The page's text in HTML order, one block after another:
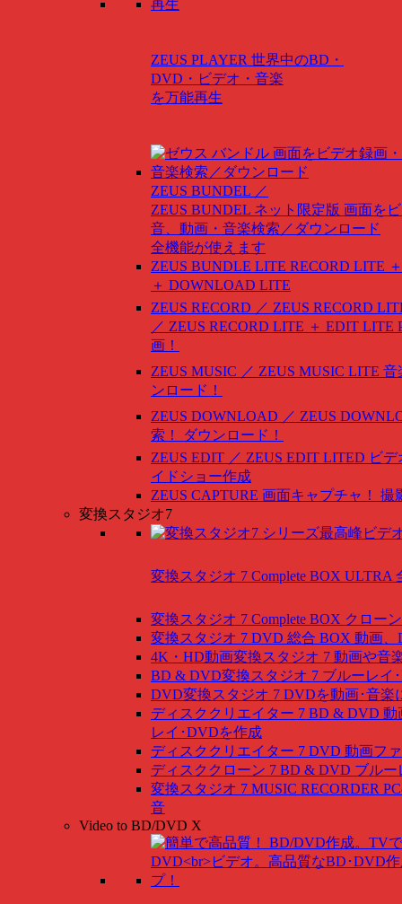
ZEUS PLAYER 世界中のBD・
DVD・ビデオ・音楽
を万能再生
ZEUS BUNDEL ／
ZEUS BUNDEL ネット限定版 画面を
音、動画・音楽検索／ダウンロード
全機能が使えます
ZEUS BUNDLE LITE RECORD LITE
＋ DOWNLOAD LITE
ZEUS RECORD ／ ZEUS RECORD
／ ZEUS RECORD LITE ＋ EDIT LITE
画！
ZEUS MUSIC ／ ZEUS MUSIC LITE 音
ンロード！
ZEUS DOWNLOAD ／ ZEUS
索！ ダウンロード！
ZEUS EDIT ／ ZEUS EDIT LITED ビ
イドショー作成
ZEUS CAPTURE 画面キャプチャ！ 撮
変換スタジオ7
変換スタジオ 7 Complete BOX ULTRA
変換スタジオ 7 Complete BOX クロー
変換スタジオ 7 DVD 総合 BOX 動画、
4K・HD動画変換スタジオ 7 動画や音
BD & DVD変換スタジオ 7 ブルーレイ
DVD変換スタジオ 7 DVDを動画･音楽
ディスククリエイター 7 BD & DVD 動
レイ･DVDを作成
ディスククリエイター 7 DVD 動画フ
ディスククローン 7 BD & DVD ブルー
変換スタジオ 7 MUSIC RECORDER
音
Video to BD/DVD X